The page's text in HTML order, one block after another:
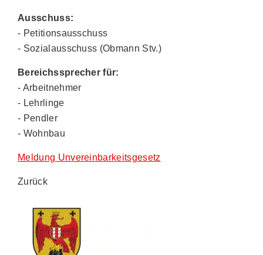
Ausschuss:
- Petitionsausschuss
- Sozialausschuss (Obmann Stv.)
Bereichssprecher für:
- Arbeitnehmer
- Lehrlinge
- Pendler
- Wohnbau
Meldung Unvereinbarkeitsgesetz
Zurück